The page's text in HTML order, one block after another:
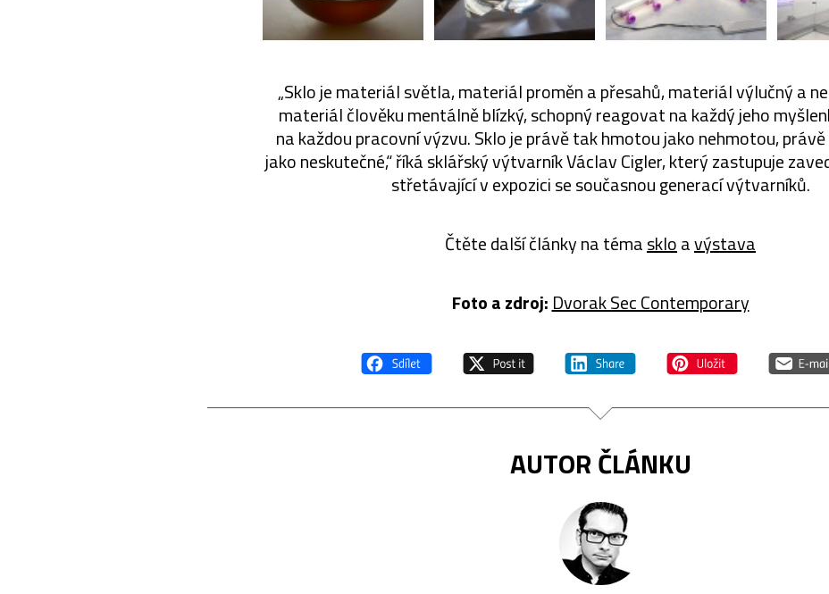
„Sklo je materiál světla, materiál proměn a přesahů, materiál výlučný a
materiál člověku mentálně blízký, schopný reagovat na každý jeho
na každou pracovní výzvu. Sklo je právě tak hmotou jako nehmotou,
jako neskutečné,“ říká sklářský výtvarník Václav Cigler, který zastupuje
střetávající v expozici se současnou generací výtvarníků.
Čtěte další články na témaskloavýstava
Foto a zdroj: Dvorak Sec Contemporary
AUTOR ČLÁNKU